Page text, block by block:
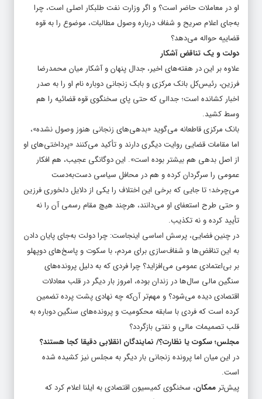
او در معاملات حاضر است؟ و اگر وزارت نفت طلبکار اصلی است، چرا
به‌جای اعلام صریح و شفاف درباره وصول مطالبات، موضوع را به قوه
قضاییه حواله می‌دهد؟
دولت و یک تناقض آشکار
علاوه بر این در هفته‌های اخیر، جدال پنهان و آشکار میان محمدرضا
فرزین، رئیس‌کل بانک مرکزی و بابک زنجانی دوباره نام او را به صدر
اخبار کشانده است؛ جدالی که حتی پای سخنگوی قوه قضائیه را هم
وسط کشید.
بانک مرکزی قاطعانه می‌گوید «بدهی‌های زنجانی هنوز وصول نشده»،
اما مقامات قضایی روایت دیگری دارند و تأکید می‌کنند «پرداختی‌های او
از اصل بدهی هم بیشتر بوده است». این دوگانگی عجیب، هم افکار
عمومی را سرگردان کرده و هم در محافل سیاسی دست‌به‌دست
می‌چرخد؛ تا جایی که برخی این اختلاف را یکی از دلایل دلخوری فرزین
و حتی طرح استعفای او می‌دانند، هرچند هیچ مقام رسمی آن را نه
تأیید کرده و نه تکذیب.
در چنین فضایی، پرسش اساسی اینجاست: چرا دولت به‌جای پایان دادن
به این تناقض‌ها و شفاف‌سازی برای مردم، با سکوت و پاسخ‌های دوپهلو
بر بی‌اعتمادی عمومی می‌افزاید؟ چرا فردی که به دلیل پرونده‌های
سنگین مالی سال‌ها در زندان بوده، امروز بار دیگر در قلب معادلات
اقتصادی دیده می‌شود؟ و مهم‌تر آن‌که چه نهادی پشت پرده تضمین
کرده است که فردی با سابقه محکومیت و پرونده‌های سنگین دوباره به
قلب تصمیمات مالی و نفتی بازگردد؟
مجلس؛ سکوت یا نظارت؟/ نمایندگان انقلابی دقیقا کجا هستند؟
در این میان اما پرونده زنجانی بار دیگر به مجلس نیز کشیده شده
است.
پیش‌ترممکان، سخنگوی کمیسیون اقتصادی به ایلنا اعلام کرد که